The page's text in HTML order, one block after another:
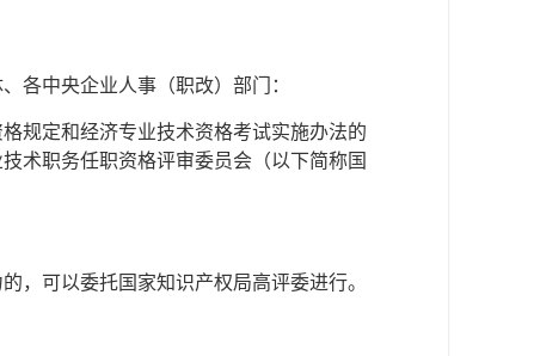
各中央企业人事（职改）部门：
规定和经济专业技术资格考试实施办法的
术职务任职资格评审委员会（以下简称国
，可以委托国家知识产权局高评委进行。